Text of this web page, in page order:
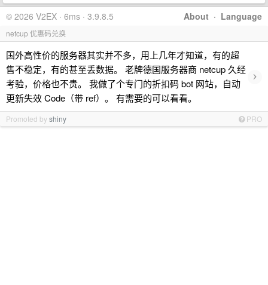
About · Language
© 2026 V2EX · 6ms · 3.9.8.5
netcup 优惠码兑换
国外高性价的服务器其实并不多，用上几年才知道，有的超
售不稳定，有的甚至丢数据。 老牌德国服务器商 netcup 久经
考验，价格也不贵。 我做了个专门的折扣码 bot 网站，自动
更新失效 Code（带 ref）。 有需要的可以看看。
›
Promoted byshiny PRO